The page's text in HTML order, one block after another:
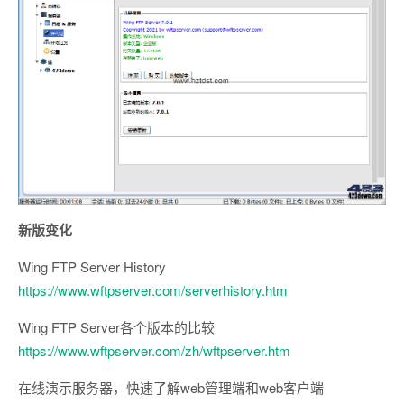
新版变化
Wing FTP Server History
https://www.wftpserver.com/serverhistory.htm
Wing FTP Server各个版本的比较
https://www.wftpserver.com/zh/wftpserver.htm
在线演示服务器，快速了解web管理端和web客户端